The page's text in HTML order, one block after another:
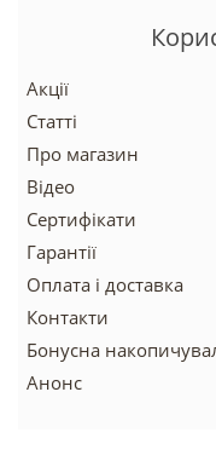
Акції
Статті
Про магазин
Відео
Сертифікати
Гарантії
Оплата і доставка
Контакти
Бонусна
Анонс